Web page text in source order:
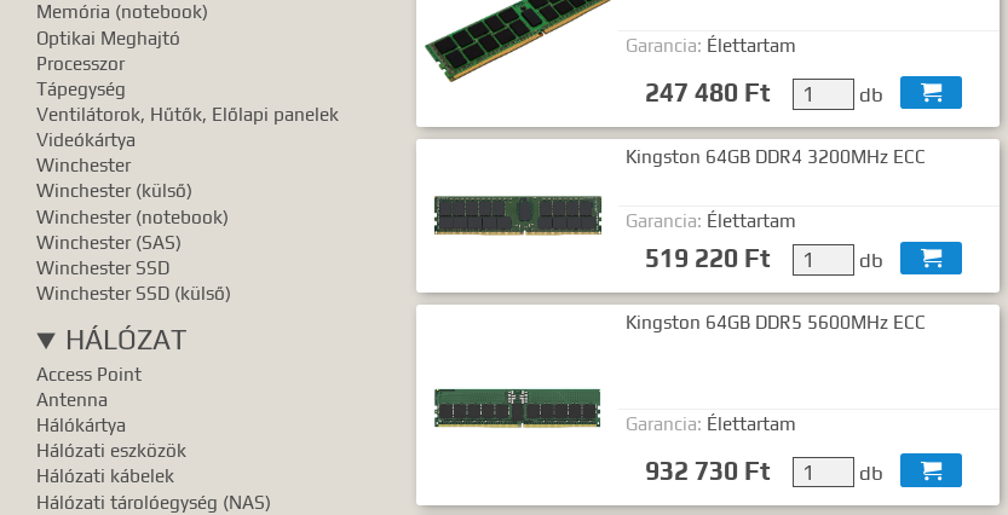
Pontos egyezéshez mindkét esetben használhatja az idézőjeleket:
Memória (notebook)
Optikai Meghajtó
Processzor
Tápegység
Ventilátorok, Hűtők, Előlapi panelek
Videókártya
Winchester
Winchester (külső)
Winchester (notebook)
Winchester (SAS)
Winchester SSD
Winchester SSD (külső)
HÁLÓZAT
Access Point
Antenna
Hálókártya
Hálózati eszközök
Hálózati kábelek
Hálózati tárolóegység (NAS)
Garancia: Élettartam
247 480 Ft db 
Kingston 64GB DDR4 3200MHz ECC
Garancia: Élettartam
519 220 Ft db 
Kingston 64GB DDR5 5600MHz ECC
Garancia: Élettartam
932 730 Ft db 